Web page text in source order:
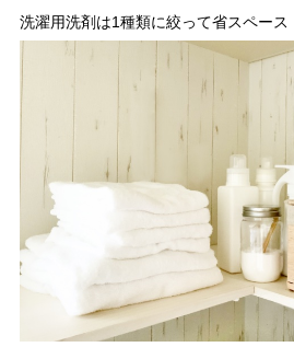
洗濯用洗剤は1種類に絞って省スペース